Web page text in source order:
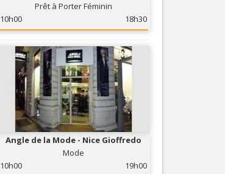
Prêt à Porter Féminin
10h00
18h30
Angle de la Mode - Nice Gioffredo
Mode
10h00
19h00